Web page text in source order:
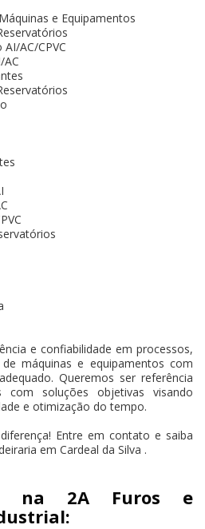
e Equipamentos
AC/CPVC
e confiabilidade em processos,
máquinas e equipamentos com
Queremos ser referência
soluções objetivas visando
e otimização do tempo.
Entre em contato e saiba
em Cardeal da Silva .
na 2A Furos e